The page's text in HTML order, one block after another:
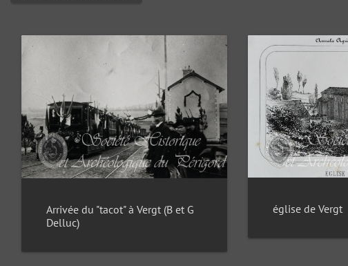
Arrivée du "tacot" à Vergt (B et G
Delluc)
église de Vergt